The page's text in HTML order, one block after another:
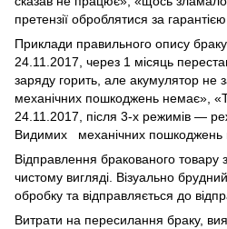
претензії оброблятися за
Приклади правильного опису
24.11.2017, через 1 місяць
заряду горить, але акумулятор не
механічних пошкоджень немає»,
24.11.2017, після 3-х режимів —
Видимих механічних пошкоджень
Відправлення бракованого товару
чистому вигляді. Візуально
обробку та відправляється до
Витрати на пересилання браку,